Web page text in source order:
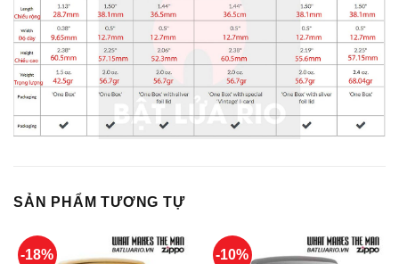
SẢN PHẨM TƯƠNG TỰ
-18% -10%